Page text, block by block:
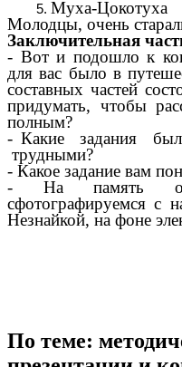
Муха-Цокотуха
Молодцы, очень
Заключительная
- Вот и подошло к
для вас было в
составных частей
придумать, чтобы
полным?
- Какие задания
трудными?
- Какое задание вам
- На память о
сфотографируемся с
Незнайкой, на фоне
По теме: